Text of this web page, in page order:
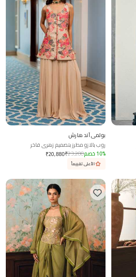
بولمي آند هارش
روب بالازو مطرز بتصميم زهري فاخر
₹20,880₹23,200 10% خصم
الأعلى تقييماً